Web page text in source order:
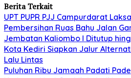
Berita Terkait
UPT PUPR PJJ Campurdarat
Pembersihan Ruas Bahu Jalan
Jembatan Kaliombo I Ditutup
Kota Kediri Siapkan Jalur
Lalu Lintas
Puluhan Ribu Jamaah Padati